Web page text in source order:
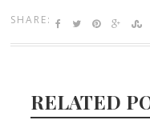
SHARE:
RELATED